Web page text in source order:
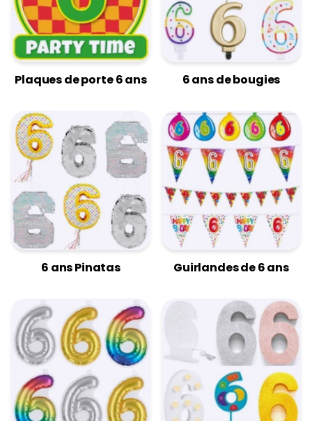
Plaques de porte 6 ans 6 ans de bougies
6 ans Pinatas Guirlandes de 6 ans